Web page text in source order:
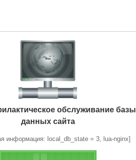
обслуживание базы
данных сайта
информация: local_db_state = 3, lua-nginx]